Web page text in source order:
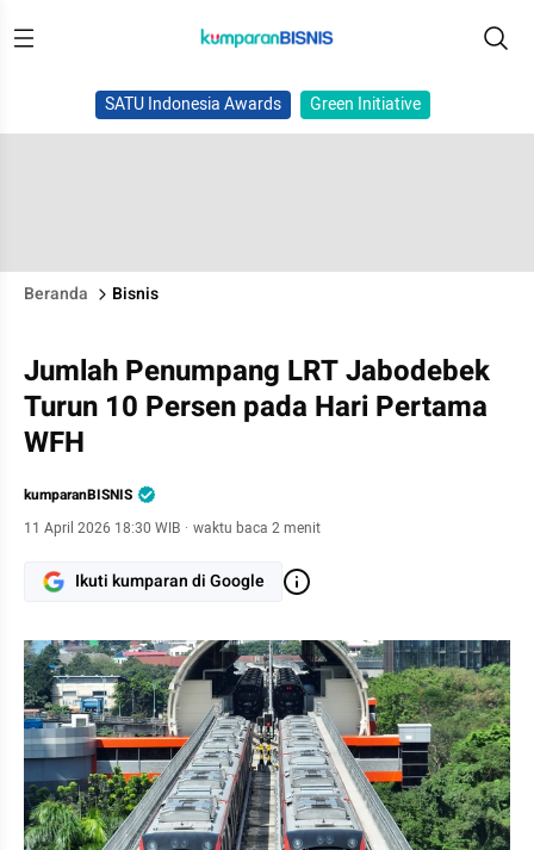
SATU Indonesia Awards Green Initiative
Beranda Bisnis
Jumlah Penumpang LRT Jabodebek
Turun 10 Persen pada Hari Pertama
WFH
kumparanBISNIS
11 April 2026 18:30 WIB · waktu baca 2 menit
Ikuti kumparan di Google